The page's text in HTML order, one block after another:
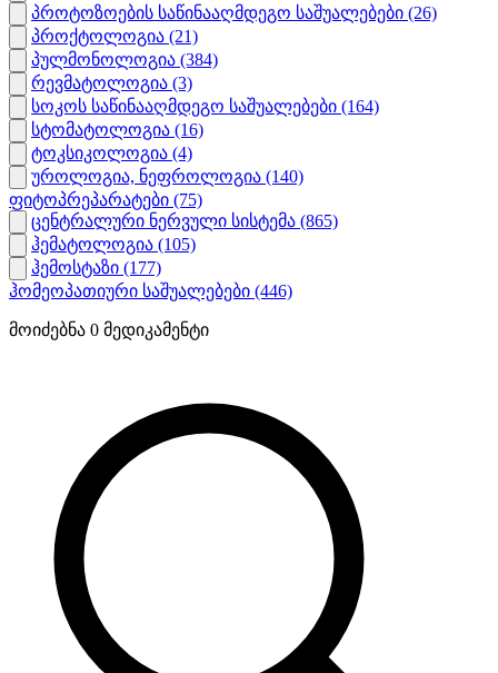
პროტოზოების საწინააღმდეგო საშუალებები (26)
პროქტოლოგია (21)
პულმონოლოგია (384)
რევმატოლოგია (3)
სოკოს საწინააღმდეგო საშუალებები (164)
სტომატოლოგია (16)
ტოკსიკოლოგია (4)
უროლოგია, ნეფროლოგია (140)
ფიტოპრეპარატები (75)
ცენტრალური ნერვული სისტემა (865)
ჰემატოლოგია (105)
ჰემოსტაზი (177)
ჰომეოპათიური საშუალებები (446)
მოიძებნა 0 მედიკამენტი